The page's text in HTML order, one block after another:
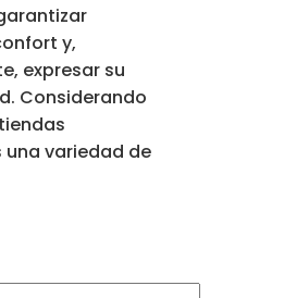
y,
expresar su
Considerando
variedad de